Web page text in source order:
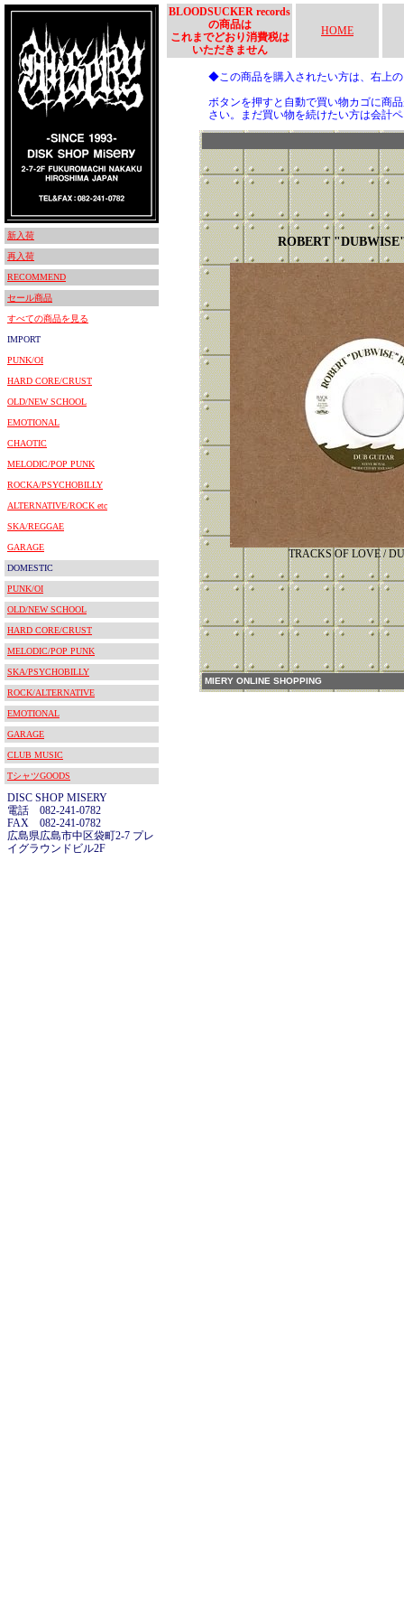
新入荷
再入荷
RECOMMEND
セール商品
すべての商品を見る
IMPORT
PUNK/OI
HARD CORE/CRUST
OLD/NEW SCHOOL
EMOTIONAL
CHAOTIC
MELODIC/POP PUNK
ROCKA/PSYCHOBILLY
ALTERNATIVE/ROCK etc
SKA/REGGAE
GARAGE
DOMESTIC
PUNK/OI
OLD/NEW SCHOOL
HARD CORE/CRUST
MELODIC/POP PUNK
SKA/PSYCHOBILLY
ROCK/ALTERNATIVE
EMOTIONAL
GARAGE
CLUB MUSIC
TシャツGOODS
DISC SHOP MISERY
電話 082-241-0782
FAX 082-241-0782
広島県広島市中区袋町2-7 プレ
イグラウンドビル2F
BLOODSUCKER records
の商品は
これまでどおり消費税は
いただきません
HOME
◆この商品を購入されたい方は、右上
ボタンを押すと自動で買い物カゴに商
さい。まだ買い物を続けたい方は会計
ROBERT
TRACKS OF LOVE /
MIERY ONLINE SHOPPING